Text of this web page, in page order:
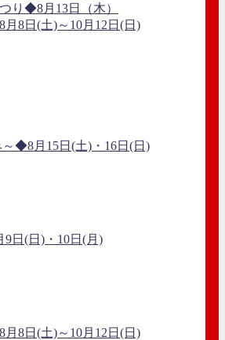
り◆8月13日（木）
8日(土)～10月12日(日)
◆8月15日(土)・16日(日)
日(日)・10日(月)
8日(土)～10月12日(日)